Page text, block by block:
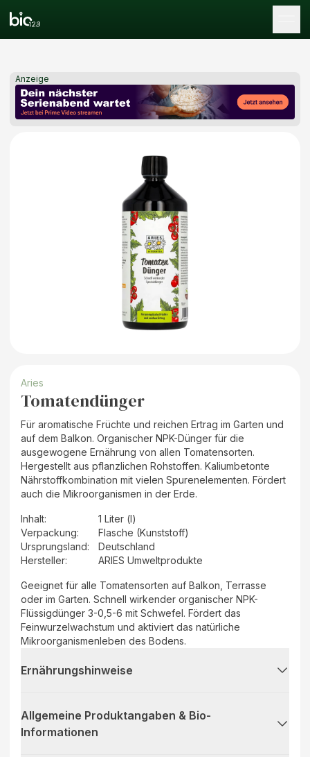
Anzeige
Aries
Tomatendünger
Für aromatische Früchte und reichen Ertrag im Garten und
auf dem Balkon. Organischer NPK-Dünger für die
ausgewogene Ernährung von allen Tomatensorten.
Hergestellt aus pflanzlichen Rohstoffen. Kaliumbetonte
Nährstoffkombination mit vielen Spurenelementen. Fördert
auch die Mikroorganismen in der Erde.
Inhalt:
1 Liter (l)
Verpackung:
Flasche (Kunststoff)
Ursprungsland:
Deutschland
Hersteller: ARIES Umweltprodukte
Geeignet für alle Tomatensorten auf Balkon, Terrasse
oder im Garten. Schnell wirkender organischer NPK-
Flüssigdünger 3-0,5-6 mit Schwefel. Fördert das
Feinwurzelwachstum und aktiviert das natürliche
Mikroorganismenleben des Bodens.
Ernährungshinweise
Allgemeine Produktangaben & Bio-
Informationen